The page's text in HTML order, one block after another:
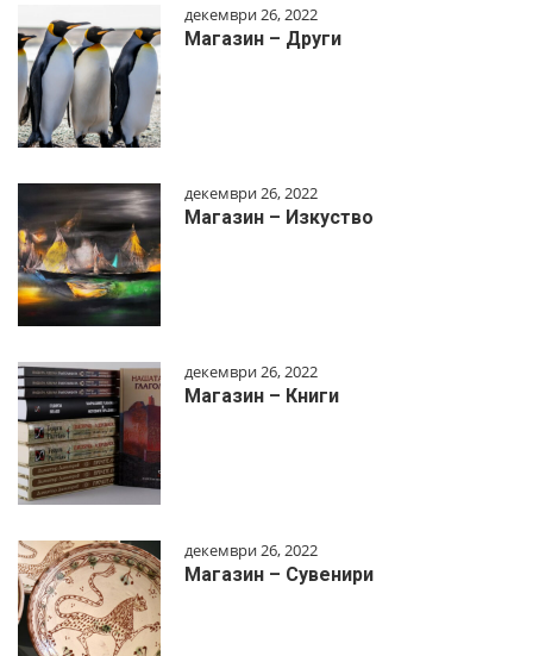
декември 26, 2022
Магазин – Други
декември 26, 2022
Магазин – Изкуство
декември 26, 2022
Магазин – Книги
декември 26, 2022
Магазин – Сувенири